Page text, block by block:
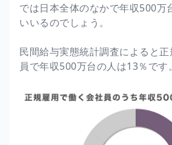
では日本全体のなかで年収500万
いいるのでしょう。
民間給与実態統計調査によると
員で年収500万台の人は13％です。